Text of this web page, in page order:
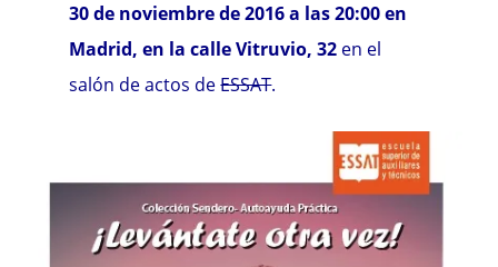
30 de noviembre de 2016 a las 20:00 en
Madrid, en la calle Vitruvio, 32 en el
salón de actos deESSAT.